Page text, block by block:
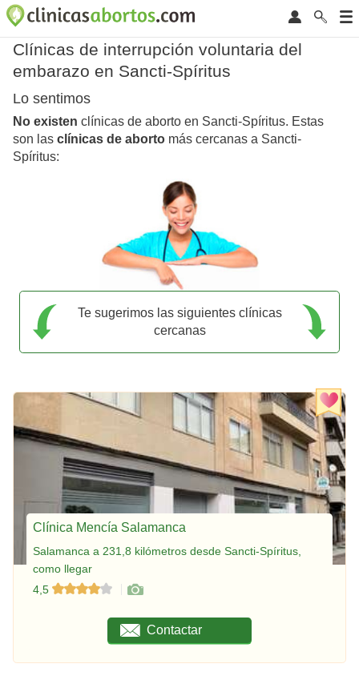
Clínicas de interrupción voluntaria del
embarazo en Sancti-Spíritus
Lo sentimos
No existen clínicas de aborto en Sancti-Spíritus. Estas
son las clínicas de aborto más cercanas a Sancti-
Spíritus:
Te sugerimos las siguientes clínicas
cercanas
Clínica Mencía Salamanca
Salamanca a 231,8 kilómetros desde Sancti-Spíritus,
como llegar
4,5
Contactar